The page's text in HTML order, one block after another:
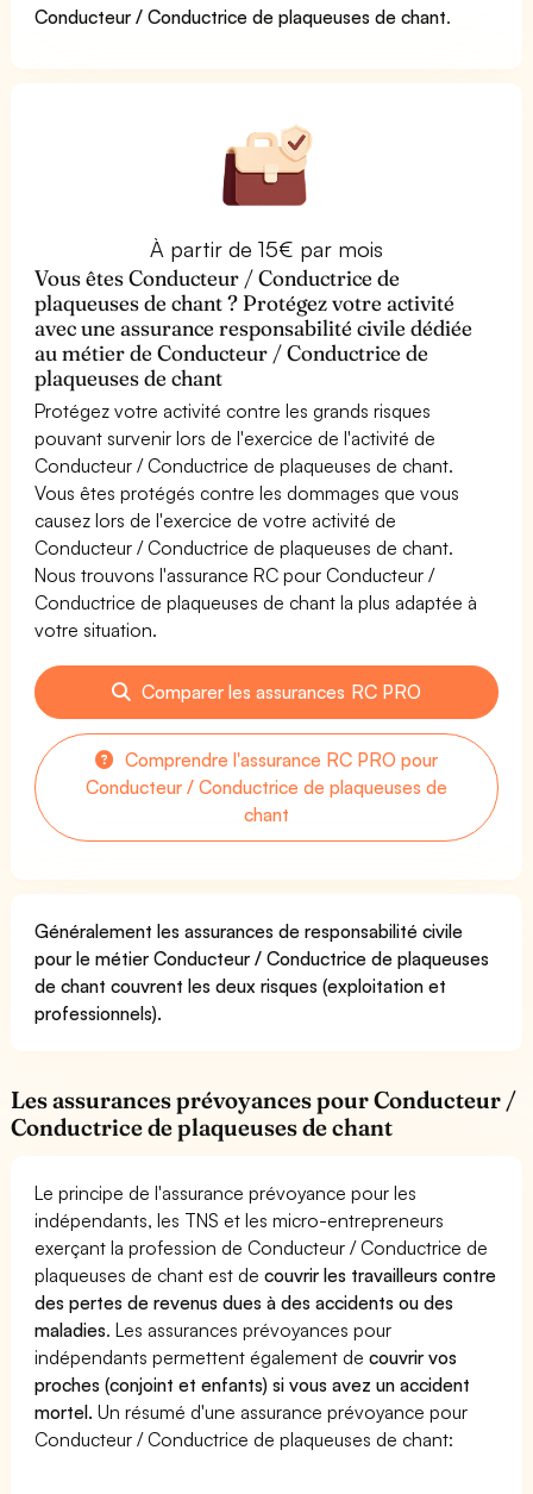
Conducteur / Conductrice de plaqueuses de chant.
À partir de 15€ par mois
Vous êtes Conducteur / Conductrice de
plaqueuses de chant ? Protégez votre activité
avec une assurance responsabilité civile dédiée
au métier de Conducteur / Conductrice de
plaqueuses de chant
Protégez votre activité contre les grands risques
pouvant survenir lors de l'exercice de l'activité de
Conducteur / Conductrice de plaqueuses de chant.
Vous êtes protégés contre les dommages que vous
causez lors de l'exercice de votre activité de
Conducteur / Conductrice de plaqueuses de chant.
Nous trouvons l'assurance RC pour Conducteur /
Conductrice de plaqueuses de chant la plus adaptée à
votre situation.
Comparer les assurances RC PRO
Comprendre l'assurance RC PRO pour
Conducteur / Conductrice de plaqueuses de
chant
Généralement les assurances de responsabilité civile
pour le métier Conducteur / Conductrice de plaqueuses
de chant couvrent les deux risques (exploitation et
professionnels).
Les assurances prévoyances pour Conducteur /
Conductrice de plaqueuses de chant
Le principe de l'assurance prévoyance pour les
indépendants, les TNS et les micro-entrepreneurs
exerçant la profession de Conducteur / Conductrice de
plaqueuses de chant est decouvrir les travailleurs contre
des pertes de revenus dues à des accidents ou des
maladies. Les assurances prévoyances pour
indépendants permettent également decouvrir vos
proches (conjoint et enfants) si vous avez un accident
mortel. Un résumé d'une assurance prévoyance pour
Conducteur / Conductrice de plaqueuses de chant: